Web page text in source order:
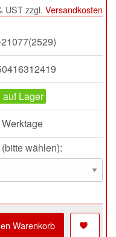
UST zzgl. Versandkosten
auf Lager
wählen):
Warenkorb